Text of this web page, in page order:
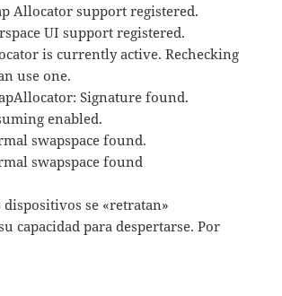
Allocator support registered.
UI support registered.
is currently active. Rechecking
use one.
Signature found.
enabled.
swapspace found.
swapspace found
dispositivos se «retratan»
capacidad para despertarse. Por